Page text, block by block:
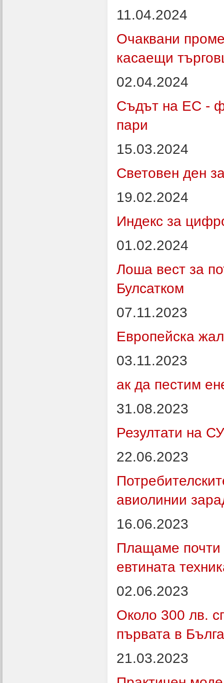
11.04.2024
Очаквани
касаещи
02.04.2024
Съдът на ЕС -
пари
15.03.2024
Световен ден
19.02.2024
Индекс за
01.02.2024
Лоша вест за
Булсатком
07.11.2023
Европейска
03.11.2023
ак да пестим
31.08.2023
Резултати на
22.06.2023
авиолинии
16.06.2023
Плащаме почти
евтината
02.06.2023
Около 300 лв.
първата в
21.03.2023